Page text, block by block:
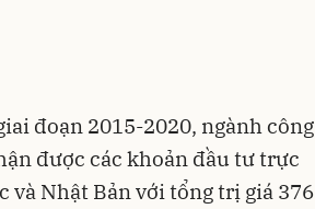
đoạn 2015-2020, ngành công
được các khoản đầu tư trực
và Nhật Bản với tổng trị giá 376